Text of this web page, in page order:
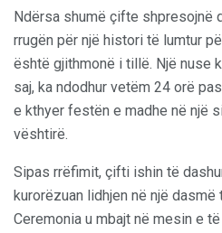
Ndërsa shumë çifte shpresojnë
rrugën për një histori të lumtur
është gjithmonë i tillë. Një nuse
saj, ka ndodhur vetëm 24 orë
e kthyer festën e madhe në një
vështirë.
Sipas rrëfimit, çifti ishin të
kurorëzuan lidhjen në një
Ceremonia u mbajt në mesin e